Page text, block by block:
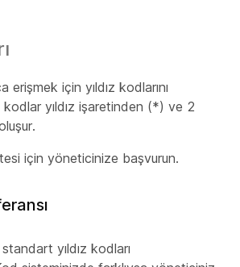
erişmek için yıldız kodlarını
kodlar yıldız işaretinden (*) ve 2
için yöneticinize başvurun.
yıldız kodları